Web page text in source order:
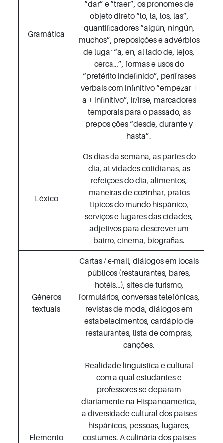
Gramática
“dar” e “traer”, os pronomes de
objeto direto “lo, la, los, las”,
quantificadores “algún, ningún,
muchos”, preposições e advérbios
de lugar “a, en, al lado de, lejos,
cerca…”, formas e usos do
“pretérito indefinido”, perífrases
verbais com infinitivo “empezar +
a + infinitivo”, ir/irse, marcadores
temporais para o passado, as
preposições “desde, durante y
hasta”.
Léxico
Os dias da semana, as partes do
dia, atividades cotidianas, as
refeições do dia, alimentos,
maneiras de cozinhar, pratos
típicos do mundo hispânico,
serviços e lugares das cidades,
adjetivos para descrever um
bairro, cinema, biografias.
Gêneros
textuais
Cartas / e-mail, diálogos em locais
públicos (restaurantes, bares,
hotéis…), sites de turismo,
formulários, conversas telefônicas,
revistas de moda, diálogos em
estabelecimentos, cardápio de
restaurantes, lista de compras,
canções.
Elemento
Realidade linguística e cultural
com a qual estudantes e
professores se deparam
diariamente na Hispanoamérica,
a diversidade cultural dos países
hispânicos, pessoas, lugares,
costumes. A culinária dos países